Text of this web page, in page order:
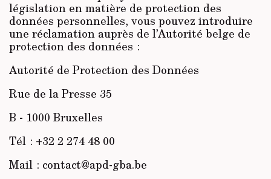
législation en matière de protection des
données personnelles, vous pouvez introduire
une réclamation auprès de l’Autorité belge de
protection des données :
Autorité de Protection des Données
Rue de la Presse 35
B - 1000 Bruxelles
Tél : +32 2 274 48 00
Mail : contact@apd-gba.be